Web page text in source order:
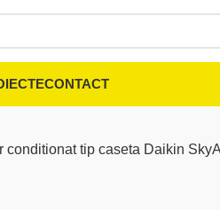
CONTACT
conditionat tip caseta Daikin